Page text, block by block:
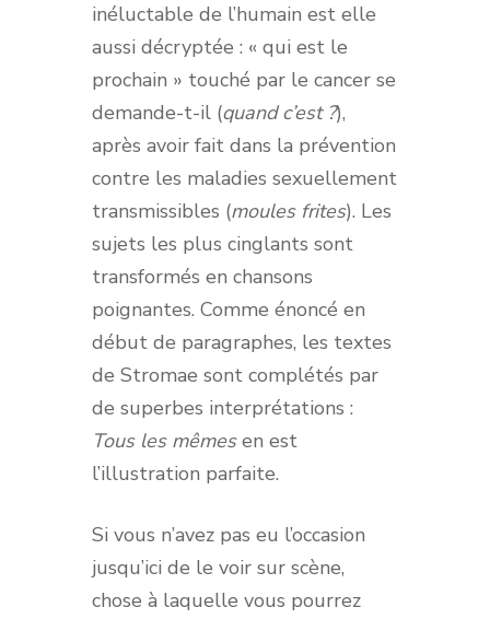
inéluctable de l’humain est elle
aussi décryptée : « qui est le
prochain » touché par le cancer se
demande-t-il (quand c’est ?),
après avoir fait dans la prévention
contre les maladies sexuellement
transmissibles (moules frites). Les
sujets les plus cinglants sont
transformés en chansons
poignantes. Comme énoncé en
début de paragraphes, les textes
de Stromae sont complétés par
de superbes interprétations :
Tous les mêmesen est
l’illustration parfaite.
Si vous n’avez pas eu l’occasion
jusqu’ici de le voir sur scène,
chose à laquelle vous pourrez